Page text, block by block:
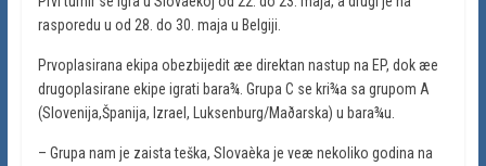
rasporedu u od 28. do 30. maja u Belgiji.
Prvoplasirana ekipa obezbijedit æe direktan nastup na EP, dok æe
drugoplasirane ekipe igrati bara¾. Grupa C se kri¾a sa grupom A
(Slovenija,Španija, Izrael, Luksenburg/Maðarska) u bara¾u.
– Grupa nam je zaista teška, Slovaèka je veæ nekoliko godina na